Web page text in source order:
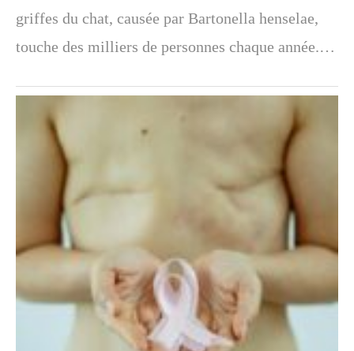
griffes du chat, causée par Bartonella henselae,
touche des milliers de personnes chaque année.…